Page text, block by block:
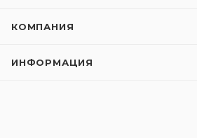
КОМПАНИЯ
ИНФОРМАЦИЯ